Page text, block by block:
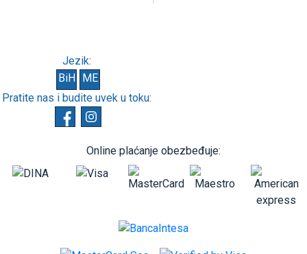
Jezik:
BiH
ME
Pratite nas i budite uvek u toku:
Online plaćanje obezbeđuje: